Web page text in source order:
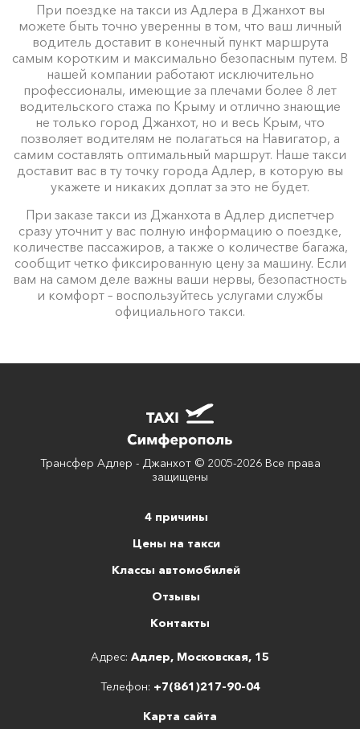
При поездке на такси из Адлера в Джанхот вы
можете быть точно уверенны в том, что ваш личный
водитель доставит в конечный пункт маршрута
самым коротким и максимально безопасным путем. В
нашей компании работают исключительно
профессионалы, имеющие за плечами более 8 лет
водительского стажа по Крыму и отлично знающие
не только город Джанхот, но и весь Крым, что
позволяет водителям не полагаться на Навигатор, а
самим составлять оптимальный маршрут. Наше такси
доставит вас в ту точку города Адлер, в которую вы
укажете и никаких доплат за это не будет.
При заказе такси из Джанхота в Адлер диспетчер
сразу уточнит у вас полную информацию о поездке,
количестве пассажиров, а также о количестве багажа,
сообщит четко фиксированную цену за машину. Если
вам на самом деле важны ваши нервы, безопастность
и комфорт – воспользуйтесь услугами службы
официального такси.
Трансфер Адлер - Джанхот © 2005-2026 Все права
защищены
4 причины
Цены на такси
Классы автомобилей
Отзывы
Контакты
Адрес: Адлер, Московская, 15
Телефон: +7(861)217-90-04
Карта сайта